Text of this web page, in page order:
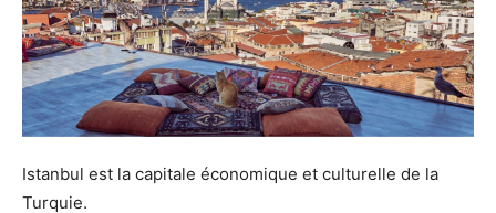
Istanbul est la capitale économique et culturelle de la
Turquie.